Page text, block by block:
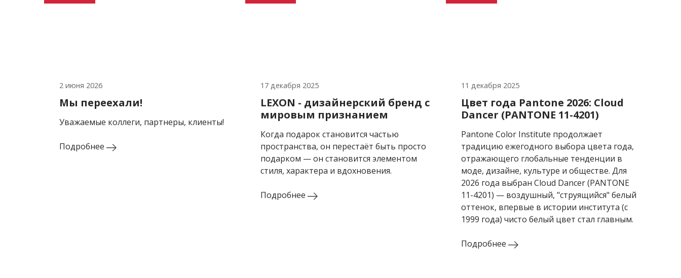
2 июня 2026
Мы переехали!
Уважаемые коллеги, партнеры, клиенты!
Подробнее
17 декабря 2025
LEXON - дизайнерский бренд с
мировым признанием
Когда подарок становится частью
пространства, он перестаёт быть просто
подарком — он становится элементом
стиля, характера и вдохновения.
Подробнее
11 декабря 2025
Цвет года Pantone 2026: Cloud
Dancer (PANTONE 11-4201)
Pantone Color Institute продолжает
традицию ежегодного выбора цвета года,
отражающего глобальные тенденции в
моде, дизайне, культуре и обществе. Для
2026 года выбран Cloud Dancer (PANTONE
11-4201) — воздушный, "струящийся" белый
оттенок, впервые в истории института (с
1999 года) чисто белый цвет стал главным.
Подробнее